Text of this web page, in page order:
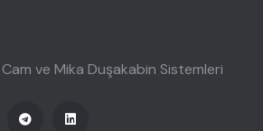
ve Mika Duşakabin Sistemleri